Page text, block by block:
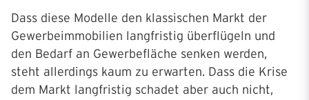
Dass diese Modelle den klassischen Markt der
Gewerbeimmobilien langfristig überflügeln und
den Bedarf an Gewerbefläche senken werden,
steht allerdings kaum zu erwarten. Dass die Krise
dem Markt langfristig schadet aber auch nicht,